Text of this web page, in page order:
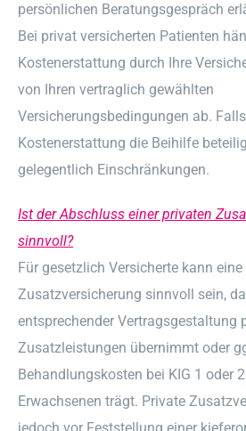
persönlichen Beratungsgespräch
Bei privat versicherten Patienten
Kostenerstattung durch Ihre
von Ihren vertraglich gewählten
Versicherungsbedingungen ab.
Kostenerstattung die Beihilfe
gelegentlich Einschränkungen.
Ist der Abschluss einer privaten
sinnvoll?
Für gesetzlich Versicherte kann
Zusatzversicherung sinnvoll sein,
entsprechender Vertragsgestaltung
Zusatzleistungen übernimmt oder
Behandlungskosten bei KIG 1 oder
Erwachsenen trägt. Private